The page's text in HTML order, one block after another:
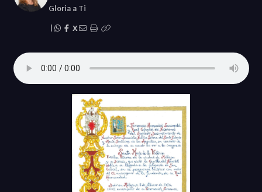
Gloria a Ti
X